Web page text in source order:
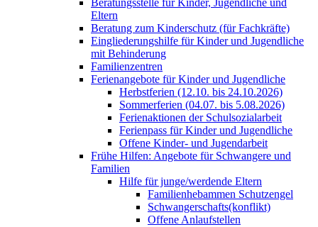
Beratungsstelle für Kinder, Jugendliche und
Eltern
Beratung zum Kinderschutz (für Fachkräfte)
Eingliederungshilfe für Kinder und Jugendliche
mit Behinderung
Familienzentren
Ferienangebote für Kinder und Jugendliche
Herbstferien (12.10. bis 24.10.2026)
Sommerferien (04.07. bis 5.08.2026)
Ferienaktionen der Schulsozialarbeit
Ferienpass für Kinder und Jugendliche
Offene Kinder- und Jugendarbeit
Frühe Hilfen: Angebote für Schwangere und
Familien
Hilfe für junge/werdende Eltern
Familienhebammen Schutzengel
Schwangerschafts(konflikt)
Offene Anlaufstellen